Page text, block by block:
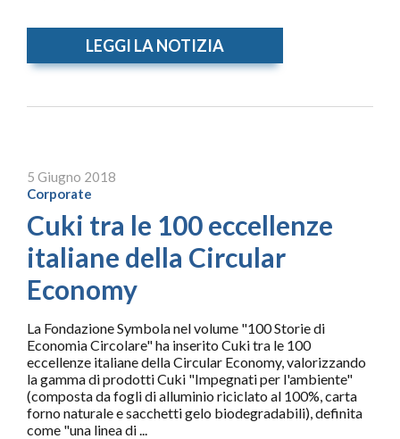
LEGGI LA NOTIZIA
5 Giugno 2018
Corporate
Cuki tra le 100 eccellenze
italiane della Circular
Economy
La Fondazione Symbola nel volume "100 Storie di
Economia Circolare" ha inserito Cuki tra le 100
eccellenze italiane della Circular Economy, valorizzando
la gamma di prodotti Cuki "Impegnati per l'ambiente"
(composta da fogli di alluminio riciclato al 100%, carta
forno naturale e sacchetti gelo biodegradabili), definita
come "una linea di ...